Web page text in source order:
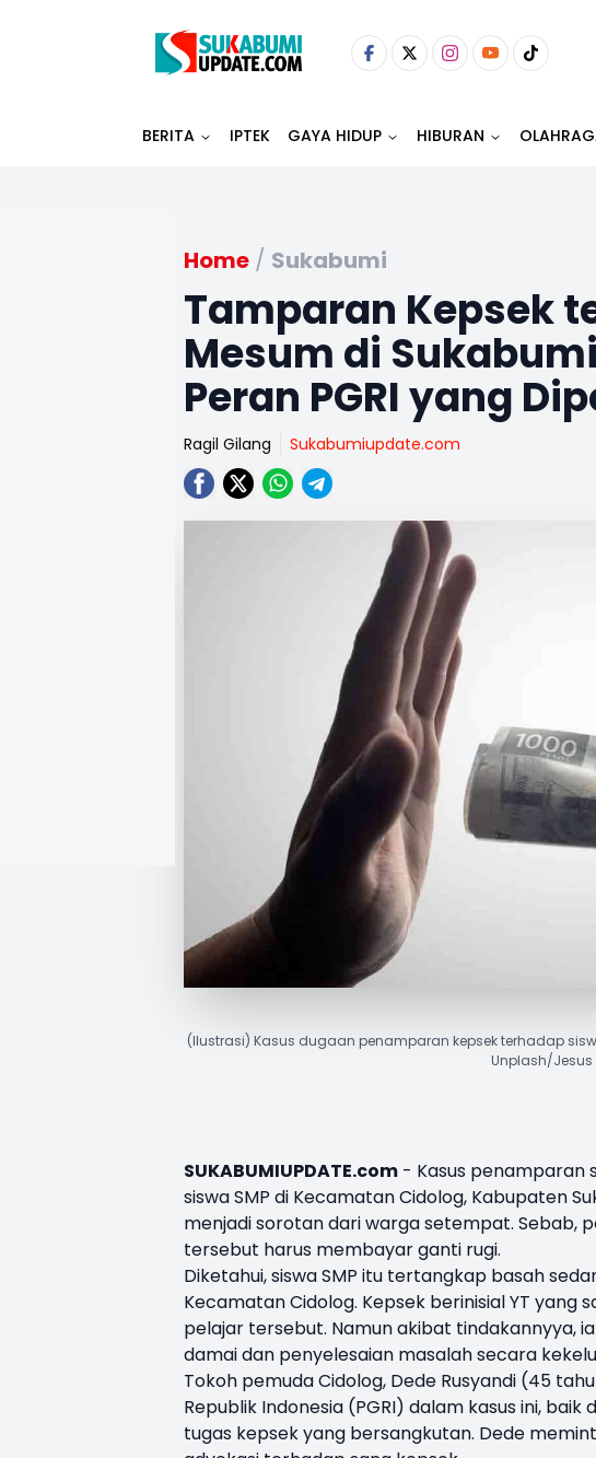
BERITA IPTEK GAYA HIDUP HIBURAN
Home / Sukabumi
Tamparan Kepsek
Mesum di
Peran PGRI yang
Ragil Gilang Sukabumiupdate.com
(Ilustrasi) Kasus dugaan penamparan kepsek terhadap
Unplash/Jesus
SUKABUMIUPDATE.com - Kasus penamparan
siswa SMP di Kecamatan Cidolog, Kabupaten
menjadi sorotan dari warga setempat. Sebab,
tersebut harus membayar ganti rugi.
Diketahui, siswa SMP itu tertangkap basah
Kecamatan Cidolog. Kepsek berinisial YT
pelajar tersebut. Namun akibat tindakannyya,
damai dan penyelesaian masalah secara
Tokoh pemuda Cidolog, Dede Rusyandi (45
Republik Indonesia (PGRI) dalam kasus ini,
tugas kepsek yang bersangkutan. Dede